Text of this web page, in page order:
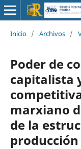
Inicio / Archivos /
Poder de
capitalista
marxiano
de la